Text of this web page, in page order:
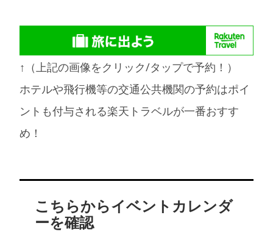
↑（上記の画像をクリック/タップで予約！）
ホテルや飛行機等の交通公共機関の予約はポイ
ントも付与される楽天トラベルが一番おすす
め！
こちらからイベントカレンダ
ーを確認